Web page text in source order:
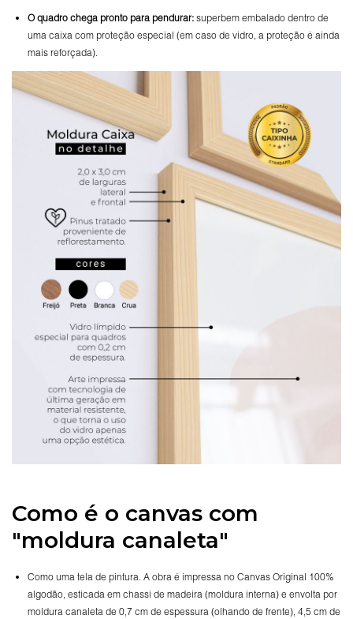
Oquadro chega pronto para pendurar: superbem embalado dentro de
uma caixa com proteção especial (em caso de vidro, a proteção é ainda
mais reforçada).
Como é o canvas com
"moldura canaleta"
Como uma tela de pintura. A obra é impressa no Canvas Original 100%
algodão, esticada em chassi de madeira (moldura interna) e envolta por
moldura canaleta de 0,7 cm de espessura (olhando de frente), 4,5 cm de